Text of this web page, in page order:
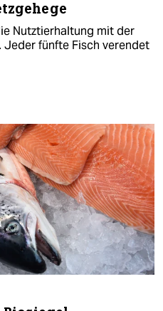
Nutztierhaltung mit der
fünfte Fisch verendet